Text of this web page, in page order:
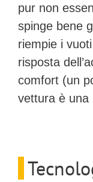
pur non
spinge bene
riempie i
risposta
comfort (un
vettura è una